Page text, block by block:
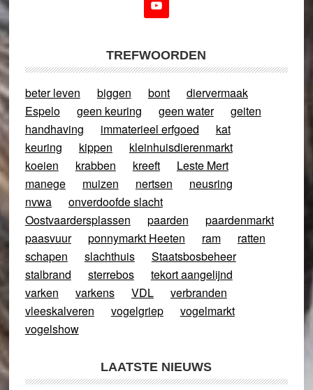
TREFWOORDEN
beter leven biggen bont
diervermaak
Espelo
geen keuring geen water
geiten
handhaving
immaterieel erfgoed
kat
keuring
kippen
kleinhuisdierenmarkt
koeien
krabben kreeft
Leste Mert
manege
muizen nertsen
neusring
nvwa
onverdoofde slacht
Oostvaardersplassen
paarden
paardenmarkt
paasvuur
ponnymarkt Heeten ram
ratten
schapen
slachthuis
Staatsbosbeheer
stalbrand
sterrebos
tekort aangelijnd
varken
varkens VDL
verbranden
vleeskalveren
vogelgriep
vogelmarkt
vogelshow
LAATSTE NIEUWS